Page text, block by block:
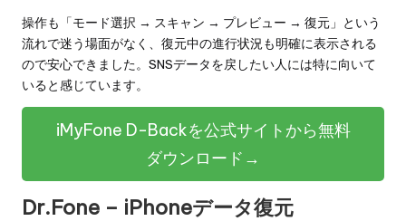
操作も「モード選択 → スキャン → プレビュー → 復元」という
流れで迷う場面がなく、復元中の進行状況も明確に表示される
ので安心できました。SNSデータを戻したい人には特に向いて
いると感じています。
iMyFone D-Backを公式サイトから無料
ダウンロード→
Dr.Fone – iPhoneデータ復元